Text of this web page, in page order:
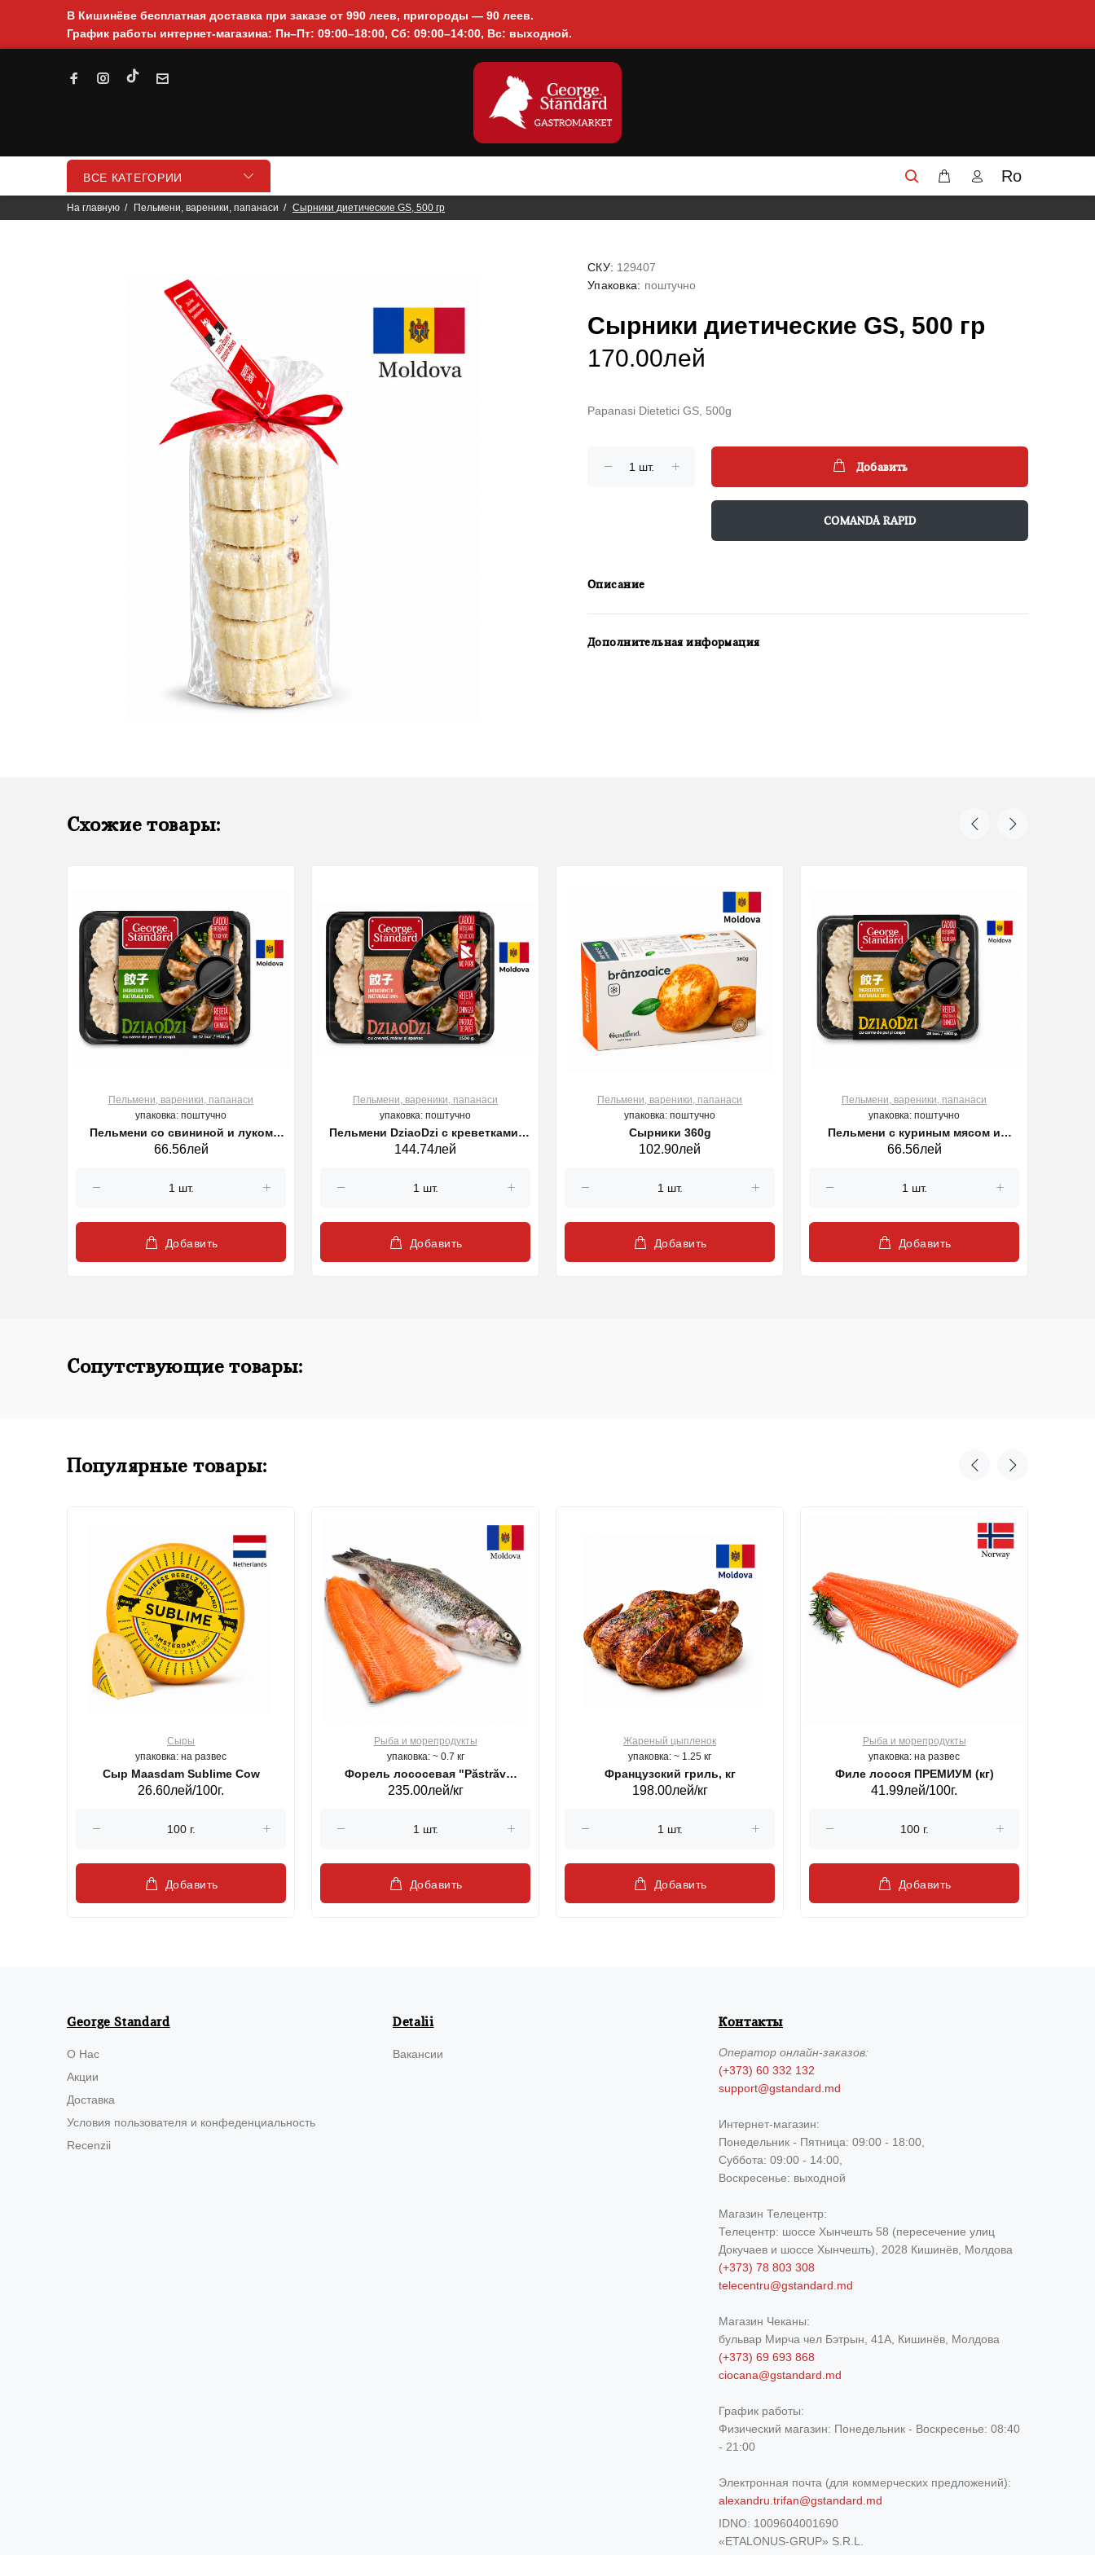
В Кишинёве бесплатная доставка при заказе от 990 леев, пригороды — 90 леев.
График работы интернет-магазина: Пн–Пт: 09:00–18:00, Сб: 09:00–14:00, Вс: выходной.
ВСЕ КАТЕГОРИИ Ro
На главную Пельмени, вареники, папанаси Сырники диетические GS, 500 гр
СКУ: 129407
Упаковка: поштучно
Сырники диетические GS, 500 гр
170.00лей
Papanasi Dietetici GS, 500g
Добавить
COMANDĂ RAPID
Описание
Дополнительная информация
Схожие товары:
Пельмени, вареники, папанаси
упаковка: поштучно
Пельмени со свининой и луком
George Standard, 500 г
66.56лей
Добавить
Пельмени, вареники, папанаси
упаковка: поштучно
Пельмени DziaoDzi с креветками,
500 г
144.74лей
Добавить
Пельмени, вареники, папанаси
упаковка: поштучно
Сырники 360g
102.90лей
Добавить
Пельмени, вареники, папанаси
упаковка: поштучно
Пельмени с куриным мясом и
луком George Standard, 500 г
66.56лей
Добавить
Сопутствующие товары:
Популярные товары:
Сыры
упаковка: на развес
Сыр Maasdam Sublime Cow
26.60лей/100г.
Добавить
Рыба и морепродукты
упаковка: ~ 0.7 кг
Форель лососевая "Păstrăv
Moldovenesc"
235.00лей/кг
Добавить
Жареный цыпленок
упаковка: ~ 1.25 кг
Французский гриль, кг
198.00лей/кг
Добавить
Рыба и морепродукты
упаковка: на развес
Филе лосося ПРЕМИУМ (кг)
41.99лей/100г.
Добавить
George Standard
О Нас
Акции
Доставка
Условия пользователя и конфеденциальность
Recenzii
Detalii
Вакансии
Контакты
Операторонлайн-заказов:
(+373) 60 332 132
support@gstandard.md
Интернет-магазин:
Понедельник - Пятница: 09:00 - 18:00,
Суббота: 09:00 - 14:00,
Воскресенье: выходной
Магазин Телецентр:
Телецентр: шоссе Хынчешть 58 (пересечение улиц
Докучаев и шоссе Хынчешть), 2028 Кишинёв, Молдова
(+373) 78 803 308
telecentru@gstandard.md
Магазин Чеканы:
бульвар Мирча чел Бэтрын, 41A, Кишинёв, Молдова
(+373) 69 693 868
ciocana@gstandard.md
График работы:
Физический магазин: Понедельник - Воскресенье: 08:40
- 21:00
Электронная почта (для коммерческих предложений):
alexandru.trifan@gstandard.md
IDNO: 1009604001690
«ETALONUS-GRUP» S.R.L.